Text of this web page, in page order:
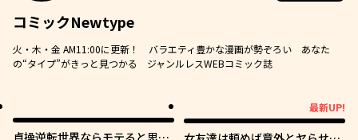
コミックNewtype
火・木・金 AM11:00に更新！ バラエティ豊かな漫画が勢ぞろい あなた
の“タイプ”がきっと見つかる ジャンルレスWEBコミック誌
最新UP!